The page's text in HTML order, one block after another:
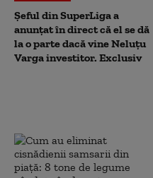
Șeful din SuperLiga a
anunțat în direct că el se dă
la o parte dacă vine Neluțu
Varga investitor. Exclusiv